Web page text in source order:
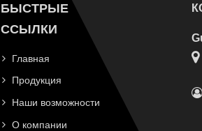
БЫСТРЫЕ
ССЫЛКИ
Главная
Продукция
Наши возможности
О компании